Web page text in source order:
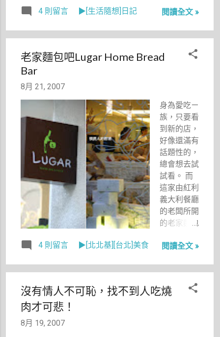
吧！哈哈哈
哈！
營的活動，
過賞蛙單元
議，於是立
即煩請盧大
中幫忙聯絡
那位帶活動
的達人，就
這樣敲定了
這個採訪。
4 則留言 ▶[生活隨想]日記 閱讀全文 »
老家麵包吧Lugar Home Bread
Bar
8月 21, 2007
身為愛吃ㄧ
族，只要看
到新的店，
好像還滿有
話題性的，
總會想去試
試看。 而
這家由紅利
義大利餐廳
的老闆所開
的老家麵包
了要去試試
4 則留言 ▶[北北基][台北]美食 閱讀全文 »
沒有情人不可恥，找不到人吃燒
肉才可悲！
8月 19, 2007